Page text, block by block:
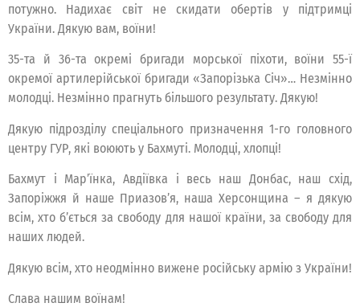
потужно. Надихає світ не скидати обертів у підтримці
України. Дякую вам, воїни!
35-та й 36-та окремі бригади морської піхоти, воїни 55-ї
окремої артилерійської бригади «Запорізька Січ»… Незмінно
молодці. Незмінно прагнуть більшого результату. Дякую!
Дякую підрозділу спеціального призначення 1-го головного
центру ГУР, які воюють у Бахмуті. Молодці, хлопці!
Бахмут і Марʼїнка, Авдіївка і весь наш Донбас, наш схід,
Запоріжжя й наше Приазовʼя, наша Херсонщина – я дякую
всім, хто бʼється за свободу для нашої країни, за свободу для
наших людей.
Дякую всім, хто неодмінно вижене російську армію з України!
Слава нашим воїнам!